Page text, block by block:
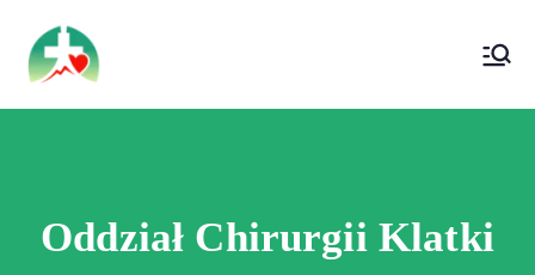
treści
Wojewódzki Szpital Specjalistyczny im.
Św. Rafała w Czerwonej Górze
Oddział Chirurgii Klatki